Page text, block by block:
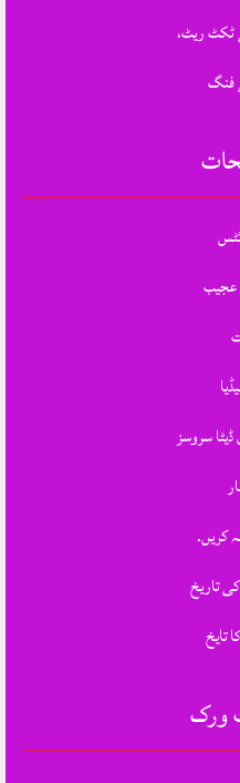
ٹکٹ ریٹ،
سروسز
کریں.
تاریخ
تایخ
ورک